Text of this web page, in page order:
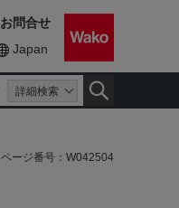
詳細検索
Japan
お問合せ
ページ番号： W042504